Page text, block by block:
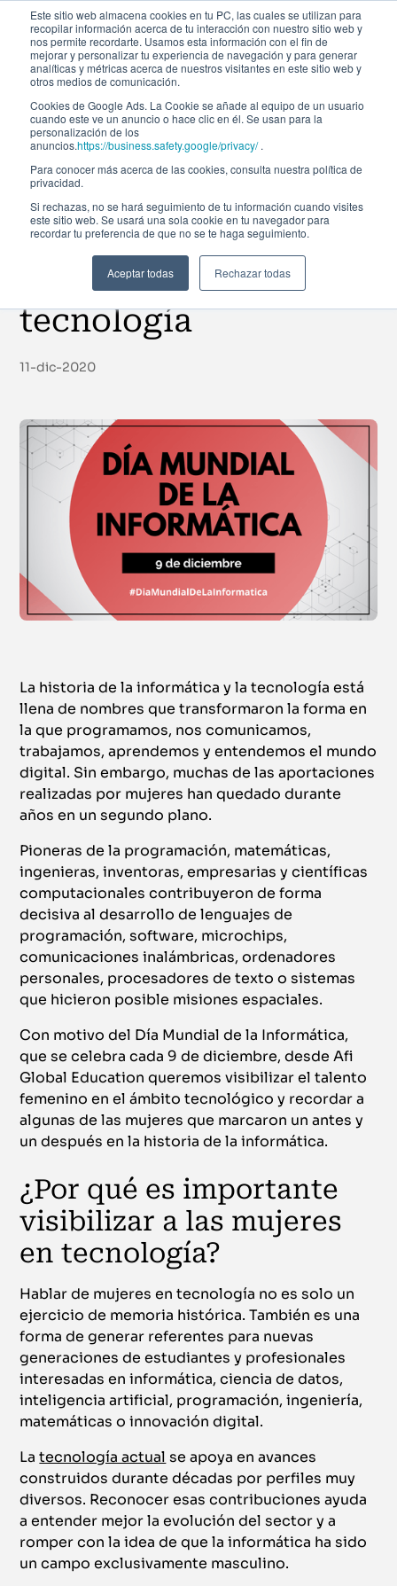
Este sitio web almacena cookies en tu PC, las cuales se utilizan para
recopilar información acerca de tu interacción con nuestro sitio web y
nos permite recordarte. Usamos esta información con el fin de
mejorar y personalizar tu experiencia de navegación y para generar
analíticas y métricas acerca de nuestros visitantes en este sitio web y
otros medios de comunicación.
Cookies de Google Ads. La Cookie se añade al equipo de un usuario
cuando este ve un anuncio o hace clic en él. Se usan para la
personalización de los
anuncios.https://business.safety.google/privacy/.
Para conocer más acerca de las cookies, consulta nuestra política de
privacidad.
Si rechazas, no se hará seguimiento de tu información cuando visites
este sitio web. Se usará una sola cookie en tu navegador para
recordar tu preferencia de que no se te haga seguimiento.
Aceptar todas Rechazar todas
Noticias
10 mujeres que
cambiaron la
informática y la
tecnología
11-dic-2020
La historia de la informática y la tecnología está
llena de nombres que transformaron la forma en
la que programamos, nos comunicamos,
trabajamos, aprendemos y entendemos el mundo
digital. Sin embargo, muchas de las aportaciones
realizadas por mujeres han quedado durante
años en un segundo plano.
Pioneras de la programación, matemáticas,
ingenieras, inventoras, empresarias y científicas
computacionales contribuyeron de forma
decisiva al desarrollo de lenguajes de
programación, software, microchips,
comunicaciones inalámbricas, ordenadores
personales, procesadores de texto o sistemas
que hicieron posible misiones espaciales.
Con motivo del Día Mundial de la Informática,
que se celebra cada 9 de diciembre, desde Afi
Global Education queremos visibilizar el talento
femenino en el ámbito tecnológico y recordar a
algunas de las mujeres que marcaron un antes y
un después en la historia de la informática.
¿Por qué es importante
visibilizar a las mujeres
en tecnología?
Hablar de mujeres en tecnología no es solo un
ejercicio de memoria histórica. También es una
forma de generar referentes para nuevas
generaciones de estudiantes y profesionales
interesadas en informática, ciencia de datos,
inteligencia artificial, programación, ingeniería,
matemáticas o innovación digital.
Latecnología actual se apoya en avances
construidos durante décadas por perfiles muy
diversos. Reconocer esas contribuciones ayuda
a entender mejor la evolución del sector y a
romper con la idea de que la informática ha sido
un campo exclusivamente masculino.